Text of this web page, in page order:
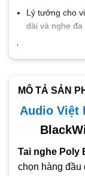
Lý tưởng cho
dài và nghe
Micrô khử
đó để đảm
Kết nối với
mm
Âm thanh
Tương thích
Business,
MÔ TẢ SẢN
Audio Việt
Tai nghe Poly
chọn hàng